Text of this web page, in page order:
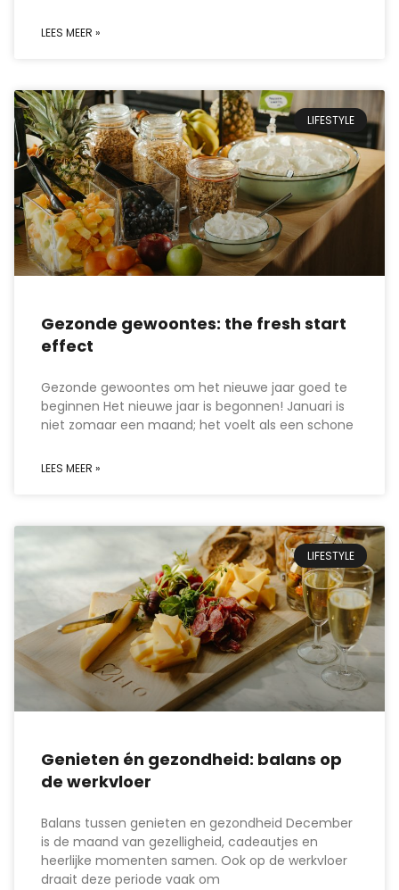
LEES MEER »
LIFESTYLE
Gezonde gewoontes: the fresh start
effect
Gezonde gewoontes om het nieuwe jaar goed te
beginnen Het nieuwe jaar is begonnen! Januari is
niet zomaar een maand; het voelt als een schone
LEES MEER »
LIFESTYLE
Genieten én gezondheid: balans op
de werkvloer
Balans tussen genieten en gezondheid December
is de maand van gezelligheid, cadeautjes en
heerlijke momenten samen. Ook op de werkvloer
draait deze periode vaak om